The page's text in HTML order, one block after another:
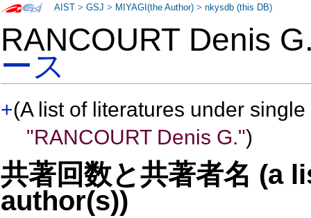
RANCOURT Denis
ース
+(A list of literatures under
"RANCOURT Denis G.")
共著回数と共著者名 (a
author(s))
AIST >GSJ > MIYAGI(the Author) >nkysdb (this DB)